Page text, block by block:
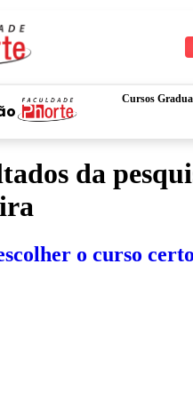
Cursos
da
o curso